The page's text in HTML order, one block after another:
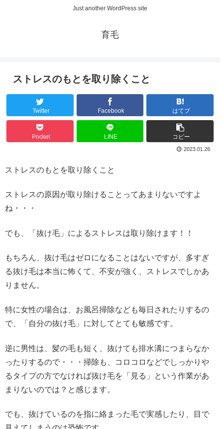
Just another WordPress site
育毛
ストレスのもとを取り除くこと
Twitter Facebook はてブ
Pocket LINE コピー
2023.01.26
ストレスのもとを取り除くこと
ストレスの原因が取り除けることってあまりないですよ
ね・・・
でも、「抜け毛」によるストレスは取り除けます！！
もちろん、抜け毛はゼロになることはないですが、多すぎ
る抜け毛は本当に怖くて、不安が強く、ストレスでしかあ
りません。
特に女性の場合は、お風呂掃除なども毎日されたりするの
で、「自分の抜け毛」に対してとても敏感です。
逆に男性は、髪の毛も短く、抜けても排水溝につまらなか
ったりするので・・・掃除も、コロコロなどでしっかりや
るタイプの方でなければ抜け毛を「見る」という作業があ
まりないのでは？と感じます。
でも、抜けているのを指に絡まった毛で実感したり、目で